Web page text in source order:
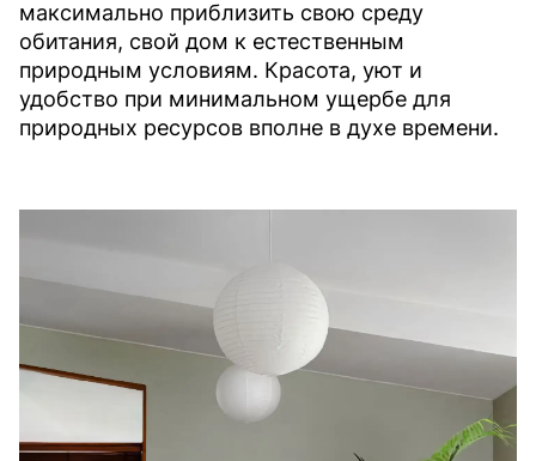
максимально приблизить свою среду
обитания, свой дом к естественным
природным условиям. Красота, уют и
удобство при минимальном ущербе для
природных ресурсов вполне в духе времени.